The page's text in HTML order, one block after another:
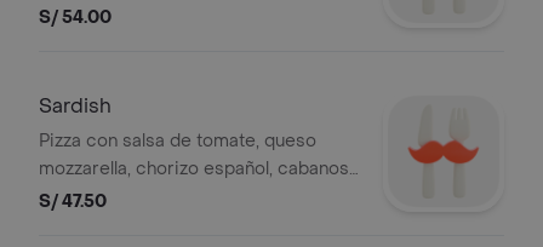
parmesano, aceitunas y pimiento, 8
S/ 54.00
Sardish
Pizza con salsa de tomate, queso
mozzarella, chorizo español, cabanosi,
aceitunas y pimiento, 8 slices.
S/ 47.50